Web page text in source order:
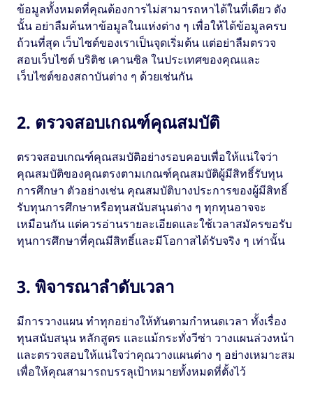
ข้อมูลทั้งหมดที่คุณต้องการไม่สามารถหาได้ในที่เดียว ดัง
นั้น อย่าลืมค้นหาข้อมูลในแห่งต่าง ๆ เพื่อให้ได้ข้อมูลครบ
ถ้วนที่สุด เว็บไซต์ของเราเป็นจุดเริ่มต้น แต่อย่าลืมตรวจ
สอบเว็บไซต์ บริติช เคานซิล ในประเทศของคุณและ
เว็บไซต์ของสถาบันต่าง ๆ ด้วยเช่นกัน
2. ตรวจสอบเกณฑ์คุณสมบัติ
ตรวจสอบเกณฑ์คุณสมบัติอย่างรอบคอบเพื่อให้แน่ใจว่า
คุณสมบัติของคุณตรงตามเกณฑ์คุณสมบัติผู้มีสิทธิ์รับทุน
การศึกษา ตัวอย่างเช่น คุณสมบัติบางประการของผู้มีสิทธิ์
รับทุนการศึกษาหรือทุนสนับสนุนต่าง ๆ ทุกทุนอาจจะ
เหมือนกัน แต่ควรอ่านรายละเอียดและใช้เวลาสมัครขอรับ
ทุนการศึกษาที่คุณมีสิทธิ์และมีโอกาสได้รับจริง ๆ เท่านั้น
3. พิจารณาลำดับเวลา
มีการวางแผน ทำทุกอย่างให้ทันตามกําหนดเวลา ทั้งเรื่อง
ทุนสนับสนุน หลักสูตร และแม้กระทั่งวีซ่า วางแผนล่วงหน้า
และตรวจสอบให้แน่ใจว่าคุณวางแผนต่าง ๆ อย่างเหมาะสม
เพื่อให้คุณสามารถบรรลุเป้าหมายทั้งหมดที่ตั้งไว้